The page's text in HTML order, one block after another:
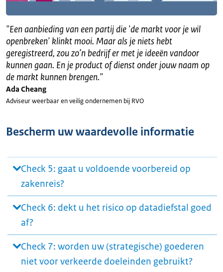
"Een aanbieding van een partij die 'de markt voor je wil
openbreken' klinkt mooi. Maar als je niets hebt
geregistreerd, zou zo’n bedrijf er met je ideeën vandoor
kunnen gaan. En je product of dienst onder jouw naam op
de markt kunnen brengen."
Ada Cheang
Adviseur weerbaar en veilig ondernemen bij RVO
Bescherm uw waardevolle informatie
Check 5: gaat u voldoende voorbereid op
zakenreis?
Check 6: dekt u het risico op datadiefstal goed
af?
Check 7: worden uw (strategische) goederen
niet voor verkeerde doeleinden gebruikt?